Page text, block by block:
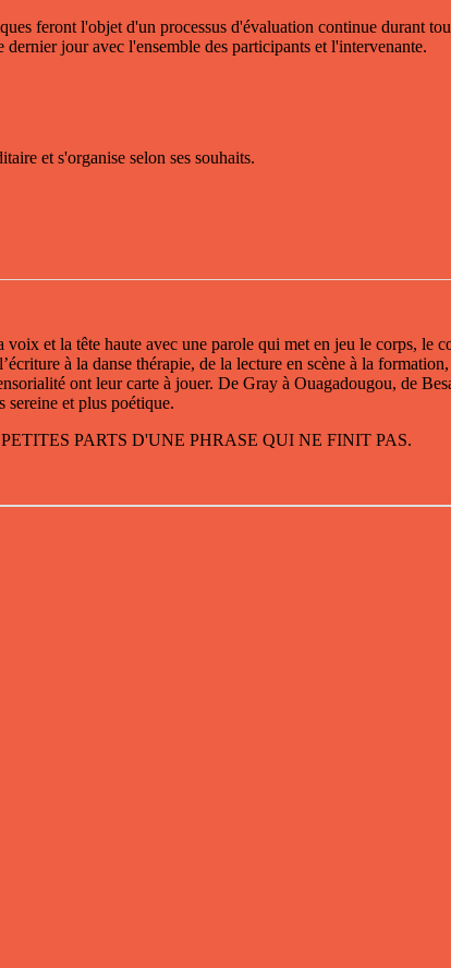
feront l'objet d'un processus d'évaluation continue durant
jour avec l'ensemble des participants et l'intervenante.
et s'organise selon ses souhaits.
et la tête haute avec une parole qui met en jeu le corps, le
à la danse thérapie, de la lecture en scène à la
ont leur carte à jouer. De Gray à Ouagadougou, de
sereine et plus poétique.
PARTS D'UNE PHRASE QUI NE FINIT PAS.